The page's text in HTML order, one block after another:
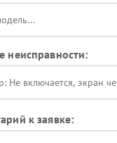
неисправности:
к заявке: